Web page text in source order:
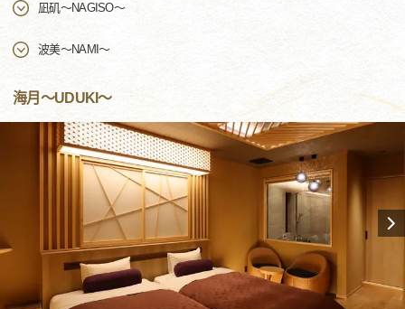
凪矶～NAGISO～
波美～NAMI～
海月～UDUKI～